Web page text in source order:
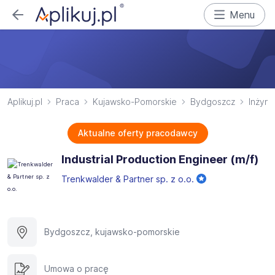
Menu
Aplikuj.pl Praca Kujawsko-Pomorskie Bydgoszcz
Aktualne oferty pracodawcy
Industrial Production Engineer (m/f)
Trenkwalder & Partner sp. z o.o.
Bydgoszcz, kujawsko-pomorskie
Umowa o pracę